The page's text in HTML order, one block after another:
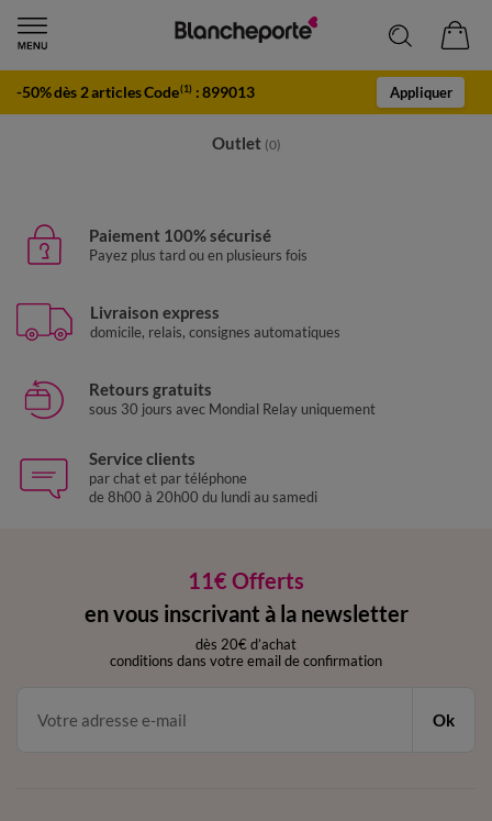
-50% dès 2 articles Code(1) :899013 Appliquer
Outlet (0)
Paiement 100% sécurisé
Payez plus tard ou en plusieurs fois
Livraison express
domicile, relais, consignes automatiques
Retours gratuits
sous 30 jours avec Mondial Relay uniquement
Service clients
par chat et par téléphone
de 8h00 à 20h00 du lundi au samedi
11€ Offerts
en vous inscrivant à la newsletter
dès 20€ d’achat
conditions dans votre email de confirmation
Ok